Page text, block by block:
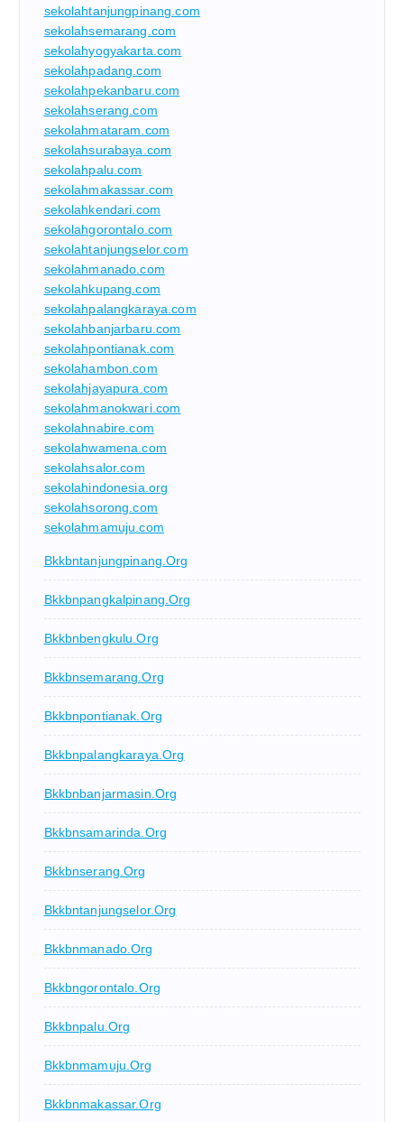
sekolahtanjungpinang.com
sekolahsemarang.com
sekolahyogyakarta.com
sekolahpadang.com
sekolahpekanbaru.com
sekolahserang.com
sekolahmataram.com
sekolahsurabaya.com
sekolahpalu.com
sekolahmakassar.com
sekolahkendari.com
sekolahgorontalo.com
sekolahtanjungselor.com
sekolahmanado.com
sekolahkupang.com
sekolahpalangkaraya.com
sekolahbanjarbaru.com
sekolahpontianak.com
sekolahambon.com
sekolahjayapura.com
sekolahmanokwari.com
sekolahnabire.com
sekolahwamena.com
sekolahsalor.com
sekolahindonesia.org
sekolahsorong.com
sekolahmamuju.com
Bkkbntanjungpinang.org
Bkkbnpangkalpinang.org
Bkkbnbengkulu.org
Bkkbnsemarang.org
Bkkbnpontianak.org
Bkkbnpalangkaraya.org
Bkkbnbanjarmasin.org
Bkkbnsamarinda.org
Bkkbnserang.org
Bkkbntanjungselor.org
Bkkbnmanado.org
Bkkbngorontalo.org
Bkkbnpalu.org
Bkkbnmamuju.org
Bkkbnmakassar.org